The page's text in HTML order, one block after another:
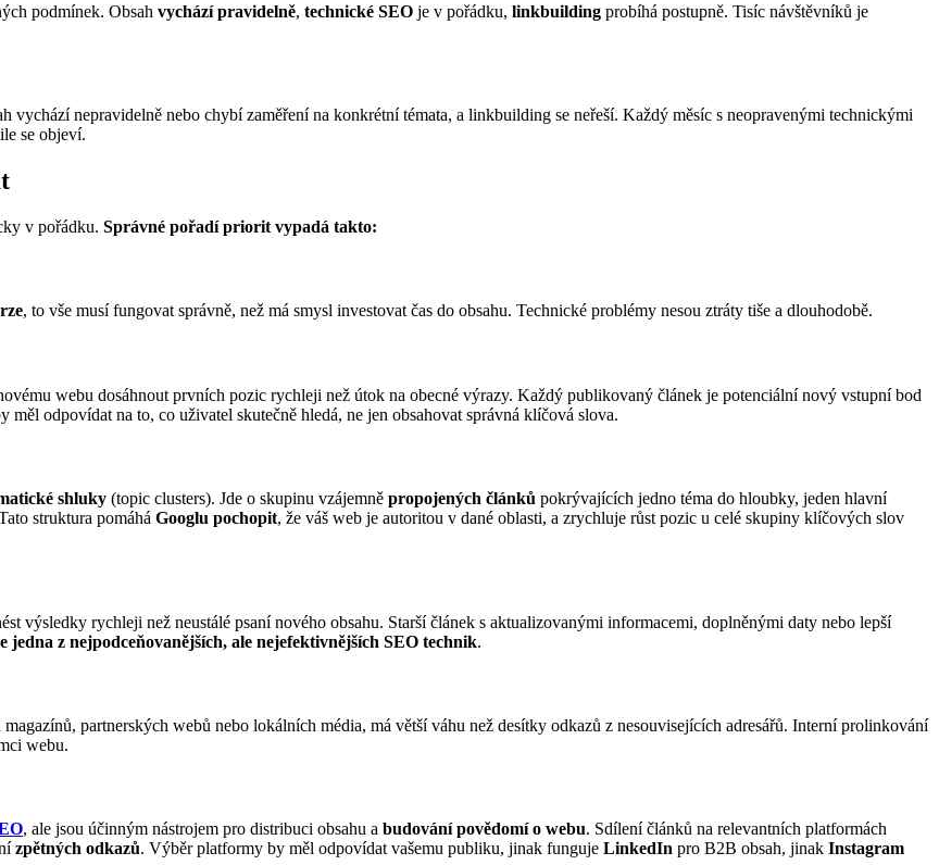
podmínek. Obsah vychází pravidelně, technické SEO je v pořádku, linkbuilding probíhá postupně. Tisíc návštěvníků je
vychází nepravidelně nebo chybí zaměření na konkrétní témata, a linkbuilding se neřeší. Každý měsíc s neopravenými technickými
se objeví.
v pořádku. Správné pořadí priorit vypadá takto:
, to vše musí fungovat správně, než má smysl investovat čas do obsahu. Technické problémy nesou ztráty tiše a dlouhodobě.
webu dosáhnout prvních pozic rychleji než útok na obecné výrazy. Každý publikovaný článek je potenciální nový vstupní bod
odpovídat na to, co uživatel skutečně hledá, ne jen obsahovat správná klíčová slova.
shluky (topic clusters). Jde o skupinu vzájemně propojených článků pokrývajících jedno téma do hloubky, jeden hlavní
struktura pomáhá Googlu pochopit, že váš web je autoritou v dané oblasti, a zrychluje růst pozic u celé skupiny klíčových slov
výsledky rychleji než neustálé psaní nového obsahu. Starší článek s aktualizovanými informacemi, doplněnými daty nebo lepší
jedna z nejpodceňovanějších, ale nejefektivnějších SEO technik.
partnerských webů nebo lokálních média, má větší váhu než desítky odkazů z nesouvisejících adresářů. Interní prolinkování
webu.
, ale jsou účinným nástrojem pro distribuci obsahu a budování povědomí o webu. Sdílení článků na relevantních platformách
zpětných odkazů. Výběr platformy by měl odpovídat vašemu publiku, jinak funguje LinkedIn pro B2B obsah, jinak Instagram